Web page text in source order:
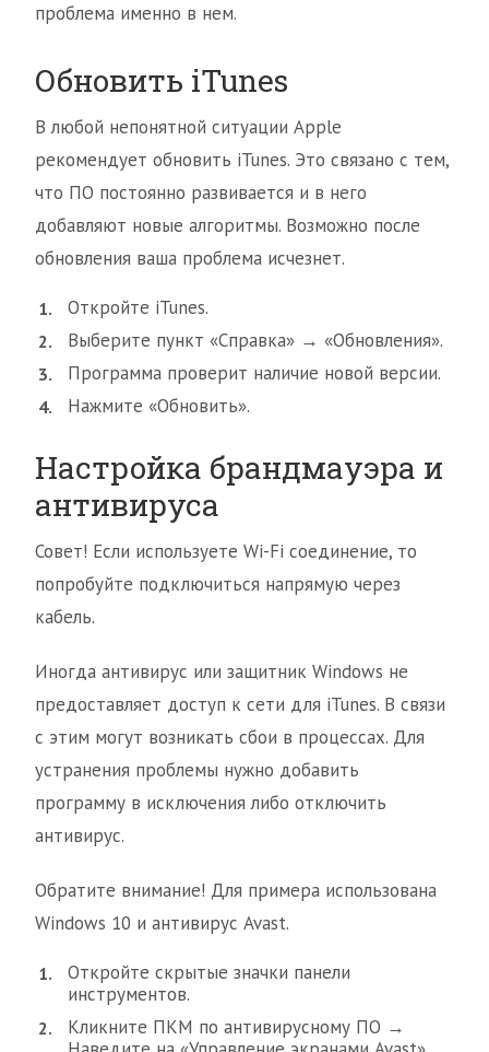
проблема именно в нем.
Обновить iTunes
В любой непонятной ситуации Apple
рекомендует обновить iTunes. Это связано с тем,
что ПО постоянно развивается и в него
добавляют новые алгоритмы. Возможно после
обновления ваша проблема исчезнет.
Откройте iTunes.
Выберите пункт «Справка» → «Обновления».
Программа проверит наличие новой версии.
Нажмите «Обновить».
Настройка брандмауэра и
антивируса
Совет! Если используете Wi-Fi соединение, то
попробуйте подключиться напрямую через
кабель.
Иногда антивирус или защитник Windows не
предоставляет доступ к сети для iTunes. В связи
с этим могут возникать сбои в процессах. Для
устранения проблемы нужно добавить
программу в исключения либо отключить
антивирус.
Обратите внимание! Для примера использована
Windows 10 и антивирус Avast.
Откройте скрытые значки панели
инструментов.
Кликните ПКМ по антивирусному ПО →